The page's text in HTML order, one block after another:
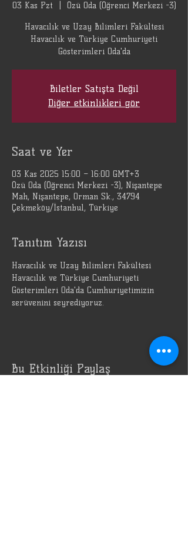
03 Kas Pzt
  |
Özü Oda (Öğrenci Merkezi -3)
Havacılık ve Uzay Bilimleri Fakültesi
Havacılık ve Türkiye Cumhuriyeti
Gösterimleri Oda'da
Biletler Satışta Değil
Diğer etkinlikleri gör
Saat ve Yer
03 Kas 2025 15:00 – 16:00 GMT+3
Özü Oda (Öğrenci Merkezi -3), Nişantepe
Mah, Nişantepe, Orman Sk., 34794
Çekmeköy/İstanbul, Türkiye
Tanıtım Yazısı
Havacılık ve Uzay Bilimleri Fakültesi
Havacılık ve Türkiye Cumhuriyeti
Gösterimleri Oda'da Cumhuriyetimizin
serüvenini seyrediyoruz.
Bu Etkinliği Paylaş